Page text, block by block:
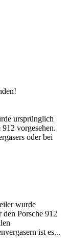
ursprünglich
vorgesehen.
oder bei
wurde
Porsche 912
ist es...